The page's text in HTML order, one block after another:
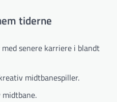
tiderne
senere karriere i blandt
midtbanespiller.